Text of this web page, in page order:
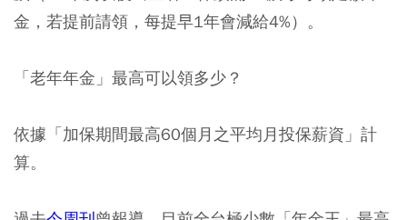
金，若提前請領，每提早1年會減給4%）。
「老年年金」最高可以領多少？
依據「加保期間最高60個月之平均月投保薪資」計
算。